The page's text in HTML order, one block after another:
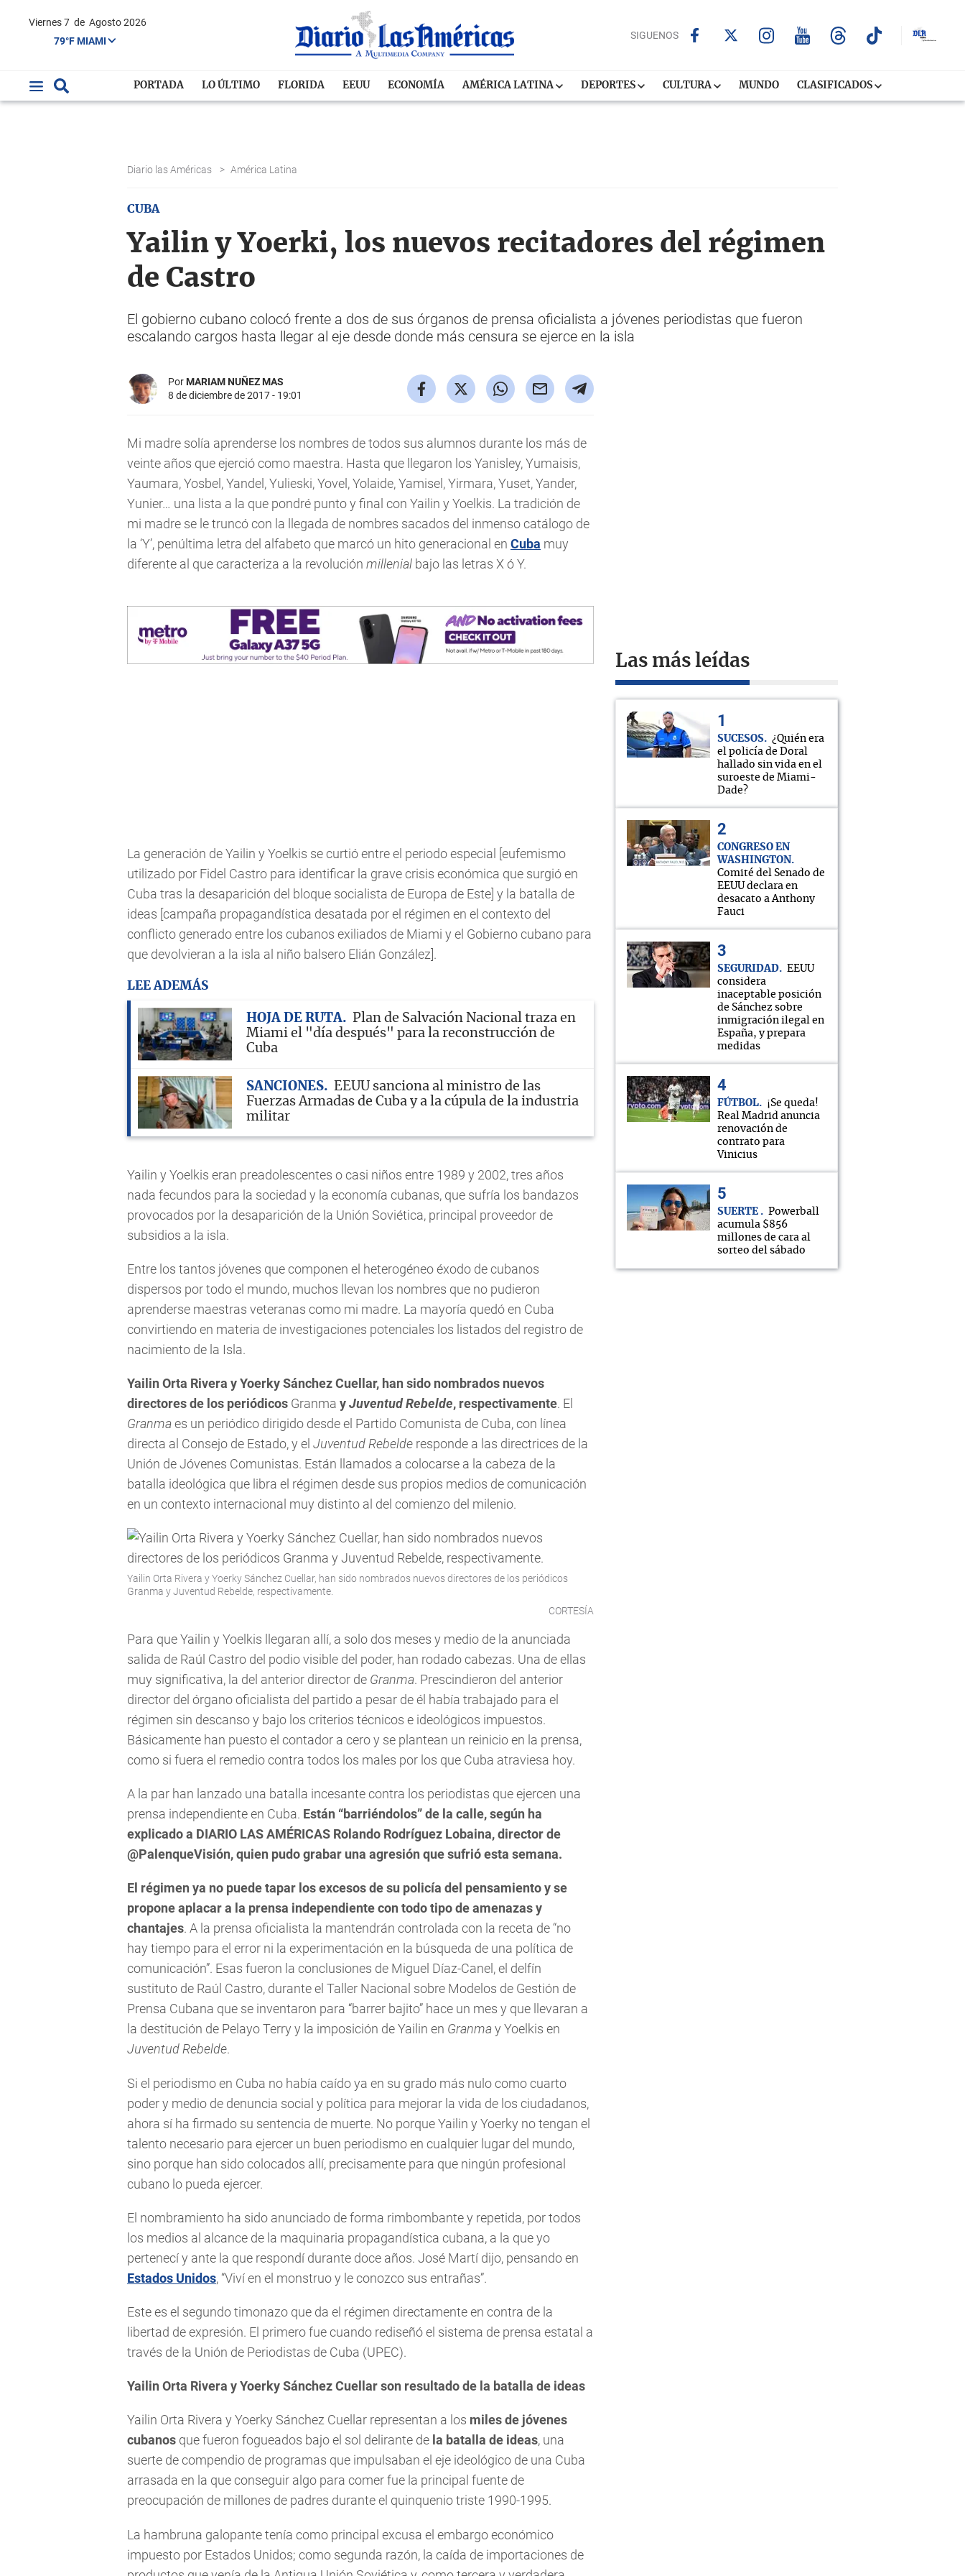
Viernes 7 de Agosto 2026
79°F MIAMI
SIGUENOS
PORTADA LO ÚLTIMO FLORIDA EEUU ECONOMÍA AMÉRICA LATINA DEPORTES CULTURA MUNDO CLASIFICADOS
Diario las Américas > América Latina
CUBA
Yailin y Yoerki, los nuevos recitadores del régimen
de Castro
El gobierno cubano colocó frente a dos de sus órganos de prensa oficialista a jóvenes periodistas que fueron
escalando cargos hasta llegar al eje desde donde más censura se ejerce en la isla
PorMARIAM NUÑEZ MAS
8 de diciembre de 2017 - 19:01
Mi madre solía aprenderse los nombres de todos sus alumnos durante los más de
veinte años que ejerció como maestra. Hasta que llegaron los Yanisley, Yumaisis,
Yaumara, Yosbel, Yandel, Yulieski, Yovel, Yolaide, Yamisel, Yirmara, Yuset, Yander,
Yunier… una lista a la que pondré punto y final con Yailin y Yoelkis. La tradición de
mi madre se le truncó con la llegada de nombres sacados del inmenso catálogo de
la ‘Y’, penúltima letra del alfabeto que marcó un hito generacional en Cuba muy
diferente al que caracteriza a la revolución millenial bajo las letras X ó Y.
La generación de Yailin y Yoelkis se curtió entre el periodo especial [eufemismo
utilizado por Fidel Castro para identificar la grave crisis económica que surgió en
Cuba tras la desaparición del bloque socialista de Europa de Este] y la batalla de
ideas [campaña propagandística desatada por el régimen en el contexto del
conflicto generado entre los cubanos exiliados de Miami y el Gobierno cubano para
que devolvieran a la isla al niño balsero Elián González].
LEE ADEMÁS
HOJA DE RUTA
Plan de Salvación Nacional traza en
Miami el "día después" para la reconstrucción de
Cuba
SANCIONES
EEUU sanciona al ministro de las
Fuerzas Armadas de Cuba y a la cúpula de la industria
militar
Yailin y Yoelkis eran preadolescentes o casi niños entre 1989 y 2002, tres años
nada fecundos para la sociedad y la economía cubanas, que sufría los bandazos
provocados por la desaparición de la Unión Soviética, principal proveedor de
subsidios a la isla.
Entre los tantos jóvenes que componen el heterogéneo éxodo de cubanos
dispersos por todo el mundo, muchos llevan los nombres que no pudieron
aprenderse maestras veteranas como mi madre. La mayoría quedó en Cuba
convirtiendo en materia de investigaciones potenciales los listados del registro de
nacimiento de la Isla.
Yailin Orta Rivera y Yoerky Sánchez Cuellar, han sido nombrados nuevos
directores de los periódicos Granma yJuventud Rebelde, respectivamente. El
Granmaes un periódico dirigido desde el Partido Comunista de Cuba, con línea
directa al Consejo de Estado, y el Juventud Rebelde responde a las directrices de la
Unión de Jóvenes Comunistas. Están llamados a colocarse a la cabeza de la
batalla ideológica que libra el régimen desde sus propios medios de comunicación
en un contexto internacional muy distinto al del comienzo del milenio.
Yailin Orta Rivera y Yoerky Sánchez Cuellar, han sido nombrados nuevos directores de los periódicos
Granma y Juventud Rebelde, respectivamente.
CORTESÍA
Para que Yailin y Yoelkis llegaran allí, a solo dos meses y medio de la anunciada
salida de Raúl Castro del podio visible del poder, han rodado cabezas. Una de ellas
muy significativa, la del anterior director de Granma. Prescindieron del anterior
director del órgano oficialista del partido a pesar de él había trabajado para el
régimen sin descanso y bajo los criterios técnicos e ideológicos impuestos.
Básicamente han puesto el contador a cero y se plantean un reinicio en la prensa,
como si fuera el remedio contra todos los males por los que Cuba atraviesa hoy.
A la par han lanzado una batalla incesante contra los periodistas que ejercen una
prensa independiente en Cuba. Están “barriéndolos” de la calle, según ha
explicado a DIARIO LAS AMÉRICAS Rolando Rodríguez Lobaina, director de
@PalenqueVisión, quien pudo grabar una agresión que sufrió esta semana.
El régimen ya no puede tapar los excesos de su policía del pensamiento y se
propone aplacar a la prensa independiente con todo tipo de amenazas y
chantajes. A la prensa oficialista la mantendrán controlada con la receta de “no
hay tiempo para el error ni la experimentación en la búsqueda de una política de
comunicación”. Esas fueron la conclusiones de Miguel Díaz-Canel, el delfín
sustituto de Raúl Castro, durante el Taller Nacional sobre Modelos de Gestión de
Prensa Cubana que se inventaron para “barrer bajito” hace un mes y que llevaran a
la destitución de Pelayo Terry y la imposición de Yailin en Granmay Yoelkis en
Juventud Rebelde.
Si el periodismo en Cuba no había caído ya en su grado más nulo como cuarto
poder y medio de denuncia social y política para mejorar la vida de los ciudadanos,
ahora sí ha firmado su sentencia de muerte. No porque Yailin y Yoerky no tengan el
talento necesario para ejercer un buen periodismo en cualquier lugar del mundo,
sino porque han sido colocados allí, precisamente para que ningún profesional
cubano lo pueda ejercer.
El nombramiento ha sido anunciado de forma rimbombante y repetida, por todos
los medios al alcance de la maquinaria propagandística cubana, a la que yo
pertenecí y ante la que respondí durante doce años. José Martí dijo, pensando en
Estados Unidos, “Viví en el monstruo y le conozco sus entrañas”.
Este es el segundo timonazo que da el régimen directamente en contra de la
libertad de expresión. El primero fue cuando rediseñó el sistema de prensa estatal a
través de la Unión de Periodistas de Cuba (UPEC).
Yailin Orta Rivera y Yoerky Sánchez Cuellar son resultado de la batalla de ideas
Yailin Orta Rivera y Yoerky Sánchez Cuellar representan a los miles de jóvenes
cubanos que fueron fogueados bajo el sol delirante de la batalla de ideas, una
suerte de compendio de programas que impulsaban el eje ideológico de una Cuba
arrasada en la que conseguir algo para comer fue la principal fuente de
preocupación de millones de padres durante el quinquenio triste 1990-1995.
La hambruna galopante tenía como principal excusa el embargo económico
impuesto por Estados Unidos; como segunda razón, la caída de importaciones de
Las más leídas
SUCESOS
¿Quién era
el policía de Doral
hallado sin vida en el
suroeste de Miami-
Dade?
CONGRESO EN
WASHINGTON
Comité del Senado de
EEUU declara en
desacato a Anthony
Fauci
SEGURIDAD
EEUU
considera
inaceptable posición
de Sánchez sobre
inmigración ilegal en
España, y prepara
medidas
FÚTBOL
¡Se queda!
Real Madrid anuncia
renovación de
contrato para
Vinicius
SUERTE
Powerball
acumula $856
millones de cara al
sorteo del sábado